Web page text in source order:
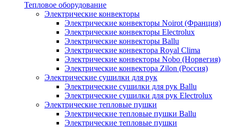
Тепловое оборудование
Электрические конвекторы
Электрические конвекторы Noirot (Франция)
Электрические конвекторы Electrolux
Электрические конвекторы Ballu
Электрические конвектора Royal Clima
Электрические конвекторы Nobo (Норвегия)
Электрические конвектора Zilon (Россия)
Электрические сушилки для рук
Электрические сушилки для рук Ballu
Электрические сушилки для рук Electrolux
Электрические тепловые пушки
Электрические тепловые пушки Ballu
Электрические тепловые пушки